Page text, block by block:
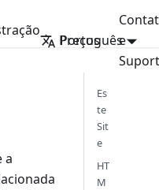
PDF para ZPL
Preços
e
Português
a
Es
te
Sit
e
HT
M